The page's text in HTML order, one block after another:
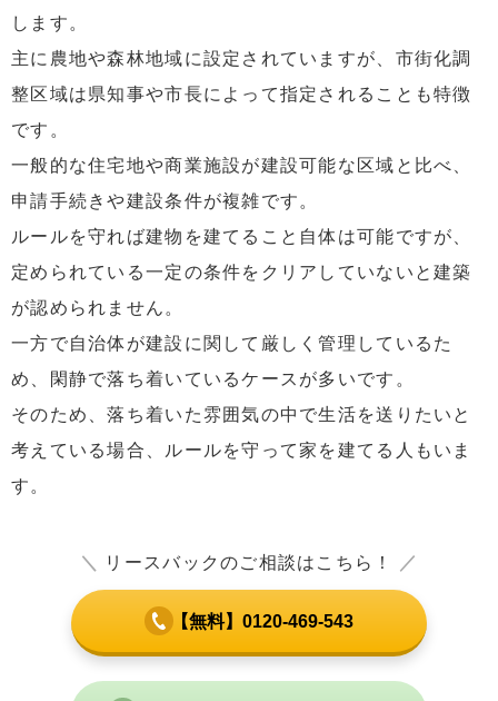
します。
主に農地や森林地域に設定されていますが、市街化調
整区域は県知事や市長によって指定されることも特徴
です。
一般的な住宅地や商業施設が建設可能な区域と比べ、
申請手続きや建設条件が複雑です。
ルールを守れば建物を建てること自体は可能ですが、
定められている一定の条件をクリアしていないと建築
が認められません。
一方で自治体が建設に関して厳しく管理しているた
め、閑静で落ち着いているケースが多いです。
そのため、落ち着いた雰囲気の中で生活を送りたいと
考えている場合、ルールを守って家を建てる人もいま
す。
＼ リースバックのご相談はこちら！ ／
【無料】0120-469-543